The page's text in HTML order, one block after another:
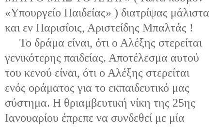
«Υπουργείο Παιδείας» ) διατρίψας μάλιστα
και εν Παρισίοις, Αριστείδης Μπαλτάς !
Το δράμα είναι, ότι ο Αλέξης στερείται
γενικότερης παιδείας. Αποτέλεσμα αυτού
του κενού είναι, ότι ο Αλέξης στερείται
ενός οράματος για το εκπαιδευτικό μας
σύστημα. Η θριαμβευτική νίκη της 25ης
Ιανουαρίου έπρεπε να συνδεθεί με μία